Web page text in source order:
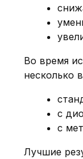
Во время
несколько
с
с
Лучшие